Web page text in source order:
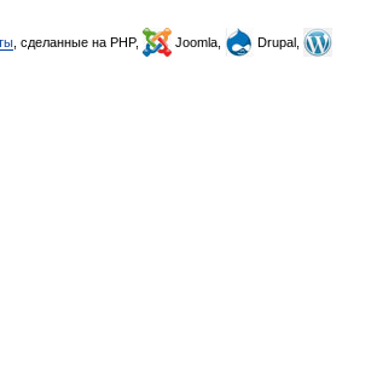
, сделанные на PHP, Joomla,
Drupal,